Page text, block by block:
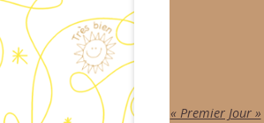
« Premier Jour »